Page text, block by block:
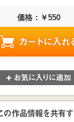
価格：￥550